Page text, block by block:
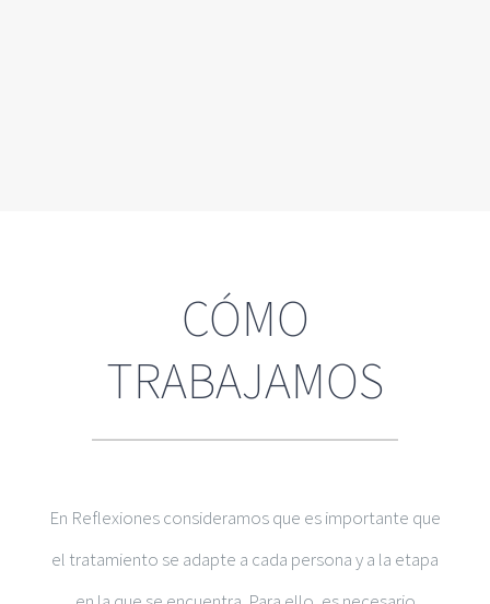
CÓMO
TRABAJAMOS
En Reflexiones consideramos que es importante que
el tratamiento se adapte a cada persona y a la etapa